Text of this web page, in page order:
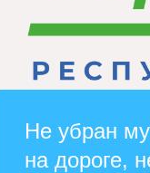
Не убран
на дороге,